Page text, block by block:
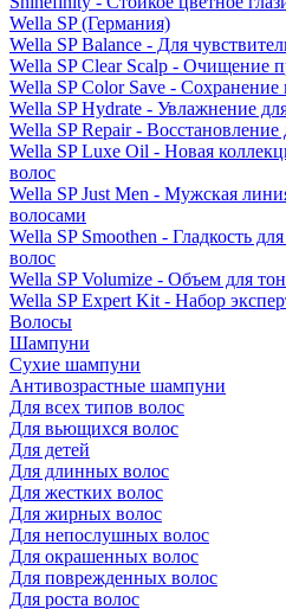
Wella SP (Германия)
Wella SP Balance - Для
Wella SP Clear Scalp - Очищение
Wella SP Color Save -
Wella SP Hydrate - Увлажнение
Wella SP Repair -
Wella SP Luxe Oil - Новая
волос
Wella SP Just Men - Мужская
волосами
Wella SP Smoothen - Гладкость
волос
Wella SP Volumize - Объем для
Wella SP Expert Kit - Набор
Волосы
Шампуни
Сухие шампуни
Антивозрастные шампуни
Для всех типов волос
Для вьющихся волос
Для детей
Для длинных волос
Для жестких волос
Для жирных волос
Для непослушных волос
Для окрашенных волос
Для поврежденных волос
Для роста волос